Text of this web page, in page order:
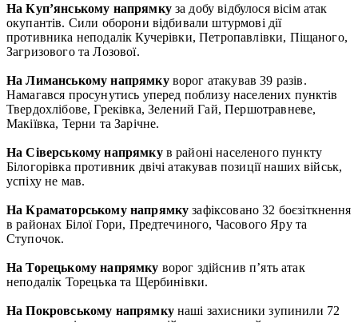
На Куп’янському напрямкуза добу відбулося вісім атак
окупантів. Сили оборони відбивали штурмові дії
противника неподалік Кучерівки, Петропавлівки, Піщаного,
Загризового та Лозової.
На Лиманському напрямкуворог атакував 39 разів.
Намагався просунутись уперед поблизу населених пунктів
Твердохлібове, Греківка, Зелений Гай, Першотравневе,
Макіївка, Терни та Зарічне.
На Сіверському напрямкув районі населеного пункту
Білогорівка противник двічі атакував позиції наших військ,
успіху не мав.
На Краматорському напрямку зафіксовано 32 боєзіткнення
в районах Білої Гори, Предтечиного, Часового Яру та
Ступочок.
На Торецькому напрямку ворог здійснив п’ять атак
неподалік Торецька та Щербинівки.
На Покровському напрямкунаші захисники зупинили 72